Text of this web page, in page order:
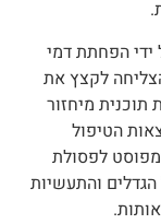
הפחתת דמי
לקצץ את
שלה ב-30% באמצעות תוכנית מיחזור
הטיפול
קומפוסט לפסולת
והתעשיות